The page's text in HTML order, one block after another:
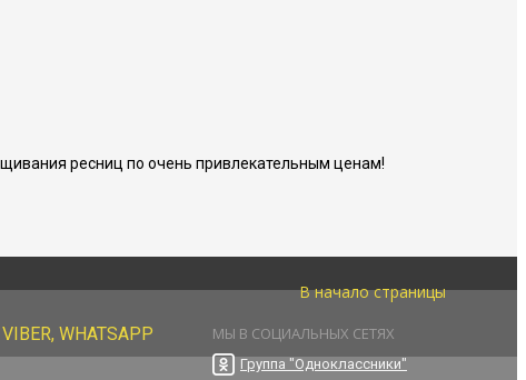
ресниц по очень привлекательным ценам!
В начало страницы
МЫ В СОЦИАЛЬНЫХ СЕТЯХ
Группа "Одноклассники"
VIBER, WHATSAPP